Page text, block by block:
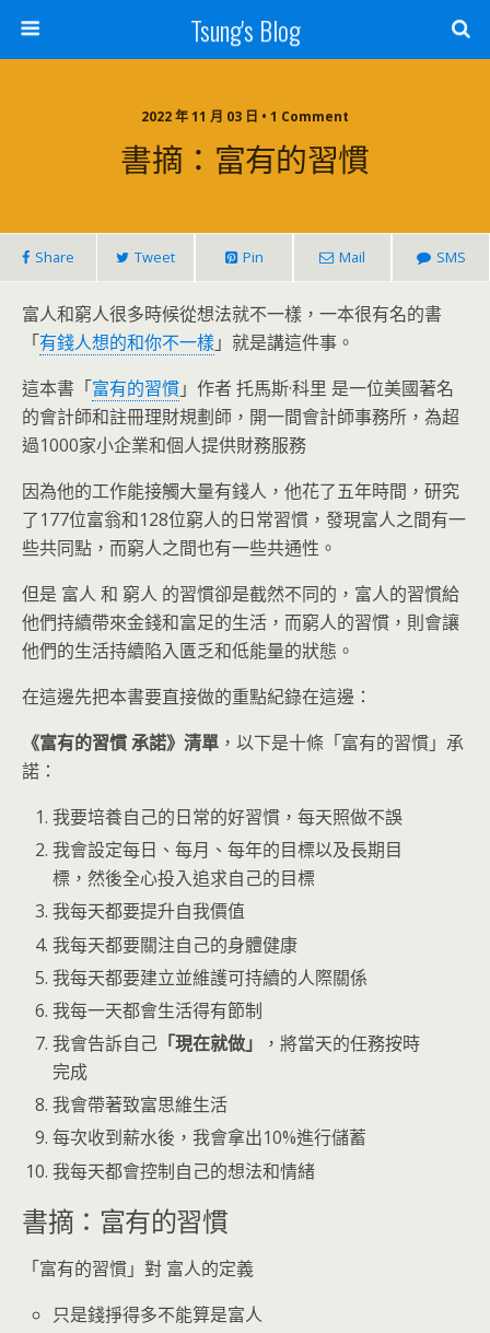
Tsung's Blog
2022 年 11 月 03 日 • 1 Comment
書摘：富有的習慣
Share Tweet Pin Mail SMS
富人和窮人很多時候從想法就不一樣，一本很有名的書
「有錢人想的和你不一樣」就是講這件事。
這本書「富有的習慣」作者 托馬斯·科里 是一位美國著名
的會計師和註冊理財規劃師，開一間會計師事務所，為超
過1000家小企業和個人提供財務服務
因為他的工作能接觸大量有錢人，他花了五年時間，研究
了177位富翁和128位窮人的日常習慣，發現富人之間有一
些共同點，而窮人之間也有一些共通性。
但是 富人 和 窮人 的習慣卻是截然不同的，富人的習慣給
他們持續帶來金錢和富足的生活，而窮人的習慣，則會讓
他們的生活持續陷入匱乏和低能量的狀態。
在這邊先把本書要直接做的重點紀錄在這邊：
《富有的習慣 承諾》清單 ，以下是十條「富有的習慣」承
諾：
我要培養自己的日常的好習慣，每天照做不誤
我會設定每日、每月、每年的目標以及長期目
標，然後全心投入追求自己的目標
我每天都要提升自我價值
我每天都要關注自己的身體健康
我每天都要建立並維護可持續的人際關係
我每一天都會生活得有節制
我會告訴自己 「現在就做」
，將當天的任務按時
完成
我會帶著致富思維生活
每次收到薪水後，我會拿出10%進行儲蓄
我每天都會控制自己的想法和情緒
書摘：富有的習慣
「富有的習慣」對 富人的定義
只是錢掙得多不能算是富人